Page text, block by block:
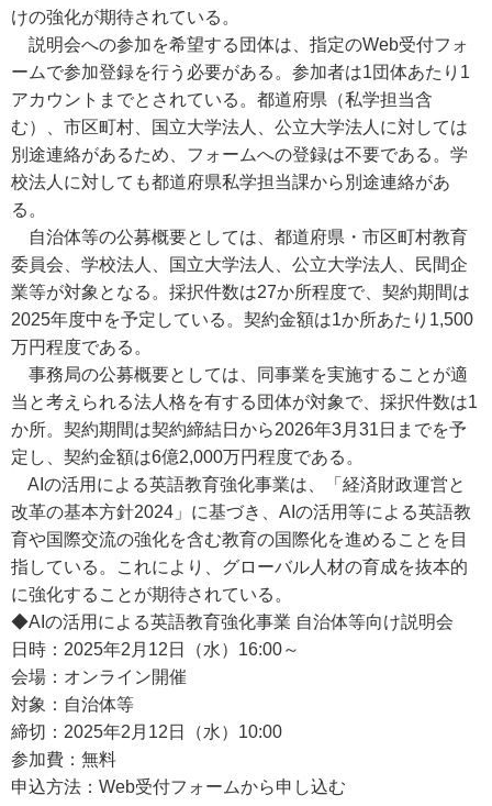
けの強化が期待されている。
説明会への参加を希望する団体は、指定のWeb受付フォ
ームで参加登録を行う必要がある。参加者は1団体あたり1
アカウントまでとされている。都道府県（私学担当含
む）、市区町村、国立大学法人、公立大学法人に対しては
別途連絡があるため、フォームへの登録は不要である。学
校法人に対しても都道府県私学担当課から別途連絡があ
る。
自治体等の公募概要としては、都道府県・市区町村教育
委員会、学校法人、国立大学法人、公立大学法人、民間企
業等が対象となる。採択件数は27か所程度で、契約期間は
2025年度中を予定している。契約金額は1か所あたり1,500
万円程度である。
事務局の公募概要としては、同事業を実施することが適
当と考えられる法人格を有する団体が対象で、採択件数は1
か所。契約期間は契約締結日から2026年3月31日までを予
定し、契約金額は6億2,000万円程度である。
AIの活用による英語教育強化事業は、「経済財政運営と
改革の基本方針2024」に基づき、AIの活用等による英語教
育や国際交流の強化を含む教育の国際化を進めることを目
指している。これにより、グローバル人材の育成を抜本的
に強化することが期待されている。
◆AIの活用による英語教育強化事業 自治体等向け説明会
日時：2025年2月12日（水）16:00～
会場：オンライン開催
対象：自治体等
締切：2025年2月12日（水）10:00
参加費：無料
申込方法：Web受付フォームから申し込む